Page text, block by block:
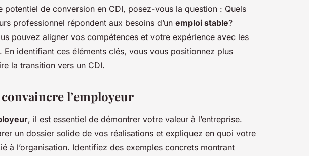
potentiel de conversion en CDI, posez-vous la question : Quels
professionnel répondent aux besoins d’un emploi stable?
pouvez aligner vos compétences et votre expérience avec les
En identifiant ces éléments clés, vous vous positionnez plus
la transition vers un CDI.
l’employeur
, il est essentiel de démontrer votre valeur à l’entreprise.
un dossier solide de vos réalisations et expliquez en quoi votre
à l’organisation. Identifiez des exemples concrets montrant